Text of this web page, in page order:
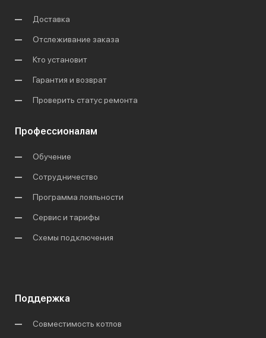
Доставка
Отслеживание заказа
Кто установит
Гарантия и возврат
Проверить статус ремонта
Профессионалам
Обучение
Сотрудничество
Программа лояльности
Сервис и тарифы
Схемы подключения
Поддержка
Совместимость котлов